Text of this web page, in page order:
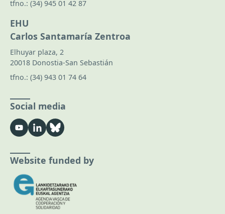
tfno.: (34) 945 01 42 87
EHU
Carlos Santamaría Zentroa
Elhuyar plaza, 2
20018 Donostia-San Sebastián
tfno.: (34) 943 01 74 64
Social media
Website funded by